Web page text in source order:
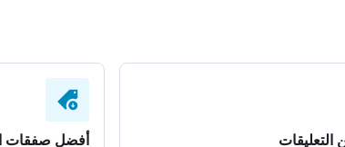
التعليقات أفضل صفقات